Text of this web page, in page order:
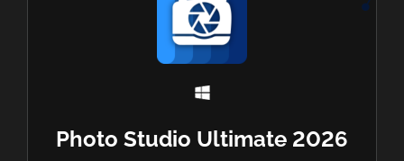
Photo Studio Ultimate 2026